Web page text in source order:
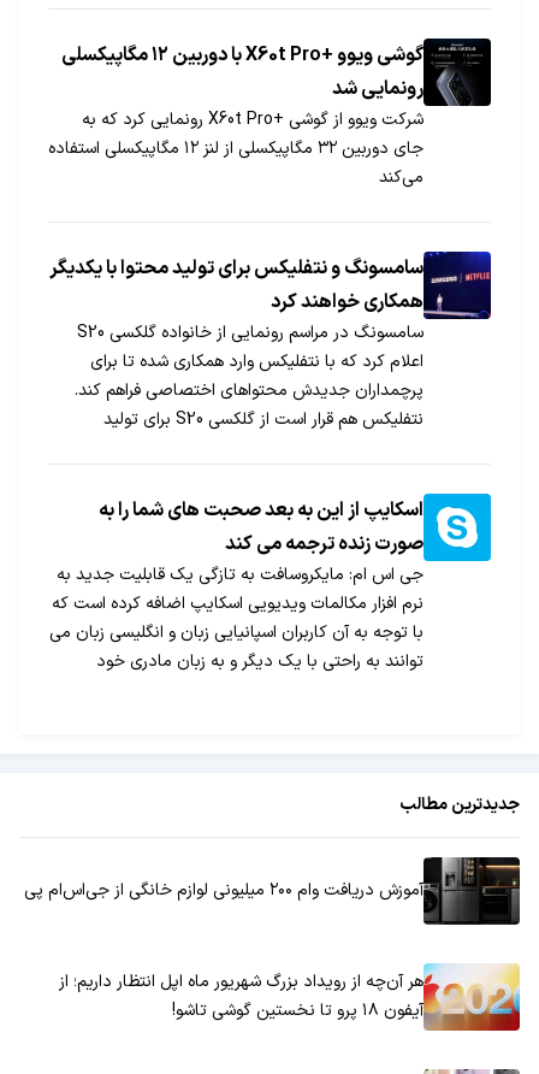
شیرکوهی۲- مک‌بوک پرو جدید […]
گوشی ویوو +X60t Pro با دوربین ۱۲ مگاپیکسلی
رونمایی شد
شرکت ویوو از گوشی +X60t Pro رونمایی کرد که به
جای دوربین ۳۲ مگاپیکسلی از لنز ۱۲ مگاپیکسلی استفاده
می‌کند
سامسونگ و نتفلیکس برای تولید محتوا با یکدیگر
همکاری خواهند کرد
سامسونگ در مراسم رونمایی از خانواده گلکسی S20
اعلام کرد که با نتفلیکس وارد همکاری شده تا برای
پرچمداران جدیدش محتواهای اختصاصی فراهم کند.
نتفلیکس هم قرار است از گلکسی S20 برای تولید
اسکایپ از این به بعد صحبت های شما را به
صورت زنده ترجمه می کند
جی اس ام: مایکروسافت به تازگی یک قابلیت جدید به
نرم افزار مکالمات ویدیویی اسکایپ اضافه کرده است که
با توجه به آن کاربران اسپانیایی زبان و انگلیسی زبان می
توانند به راحتی با یک دیگر و به زبان مادری خود
جدیدترین مطالب
آموزش دریافت وام ۲۰۰ میلیونی لوازم خانگی از جی‌اس‌ام پی
هر آن‌چه از رویداد بزرگ شهریور ماه اپل انتظار داریم؛ از
آیفون ۱۸ پرو تا نخستین گوشی تاشو!